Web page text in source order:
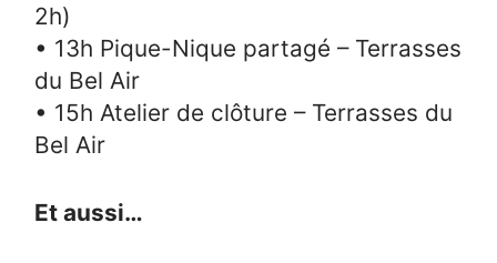
2h)
• 13h Pique-Nique partagé – Terrasses
du Bel Air
• 15h Atelier de clôture – Terrasses du
Bel Air
Et aussi…